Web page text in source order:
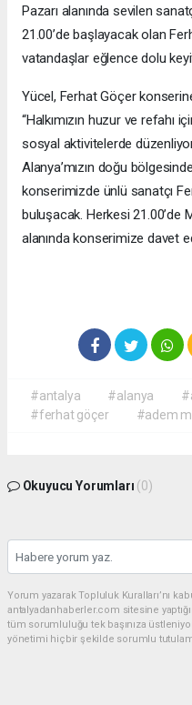
Pazarı alanında sevilen
21.00’de başlayacak olan
vatandaşlar eğlence dolu
Yücel, Ferhat Göçer
“Halkımızın huzur ve refahı
sosyal aktivitelerde
Alanya’mızın doğu
konserimizde ünlü sanatçı
buluşacak. Herkesi 21.00’de
alanında konserimize davet
#antalya #alanya
#ferhat göçer
#adem
Okuyucu Yorumları (0)
Yorum yazarak Topluluk Kuralları’nı
antalyadanhaberler.com sitesine
tüm sorumluluğu tek başınıza
yönetimi hiçbir şekilde sorumlu